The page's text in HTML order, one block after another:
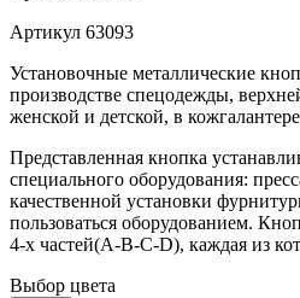
Артикул 63093
Установочные металлические
производстве спецодежды,
женской и детской, в
Представленная кнопка
специального оборудования:
качественной установки
пользоваться оборудованием.
4-х частей(А-В-С-D), каждая из
Выбор цвета